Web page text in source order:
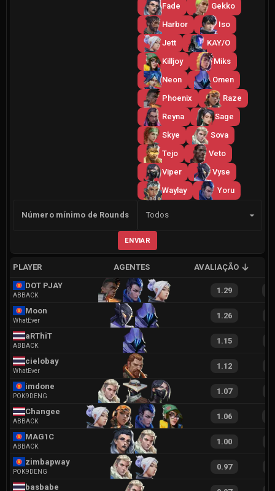
Fade
Gekko
Harbor
Iso
Jett
KAY/O
Killjoy
Miks
Neon
Omen
Phoenix
Raze
Reyna
Sage
Skye
Sova
Tejo
Veto
Viper
Vyse
Waylay
Yoru
Número mínimo de Rounds
Lado
Todos
ENVIAR
PLAYER AGENTES AVALIAÇÃO
DOT PJAY
ABBACK
1.29
Moon
WhatEver
1.26
aRThiT
ABBACK
1.15
cielobay
WhatEver
1.12
imdone
POK9DENG
1.07
Changee
ABBACK
1.06
MAG1C
ABBACK
1.00
zimbapway
POK9DENG
0.97
basbabe